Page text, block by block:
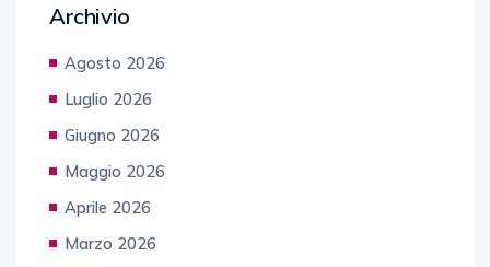
Archivio
Agosto 2026
Luglio 2026
Giugno 2026
Maggio 2026
Aprile 2026
Marzo 2026